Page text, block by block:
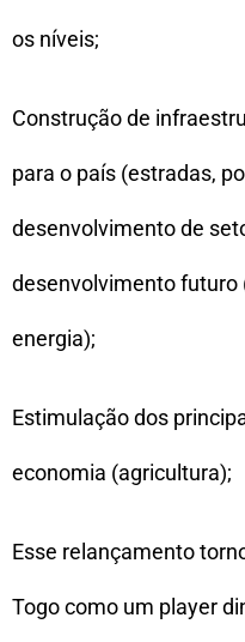
os níveis;
Construção de
para o país (estradas,
desenvolvimento de
desenvolvimento futuro
energia);
Estimulação dos
economia (agricultura);
Esse relançamento
Togo como um player